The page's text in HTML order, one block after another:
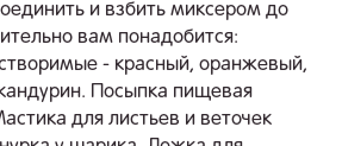
и взбить миксером до
вам понадобится:
- красный, оранжевый,
Посыпка пищевая
для листьев и веточек